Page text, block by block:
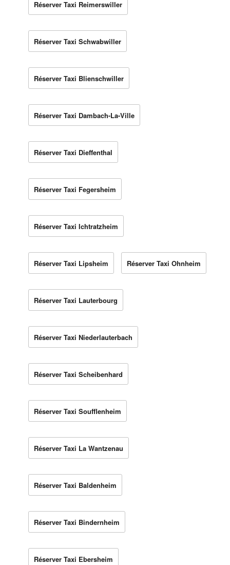
Réserver Taxi Reimerswiller
Réserver Taxi Schwabwiller
Réserver Taxi Blienschwiller
Réserver Taxi Dambach-La-Ville
Réserver Taxi Dieffenthal
Réserver Taxi Fegersheim
Réserver Taxi Ichtratzheim
Réserver Taxi Lipsheim Réserver Taxi Ohnheim
Réserver Taxi Lauterbourg
Réserver Taxi Niederlauterbach
Réserver Taxi Scheibenhard
Réserver Taxi Soufflenheim
Réserver Taxi La Wantzenau
Réserver Taxi Baldenheim
Réserver Taxi Bindernheim
Réserver Taxi Ebersheim